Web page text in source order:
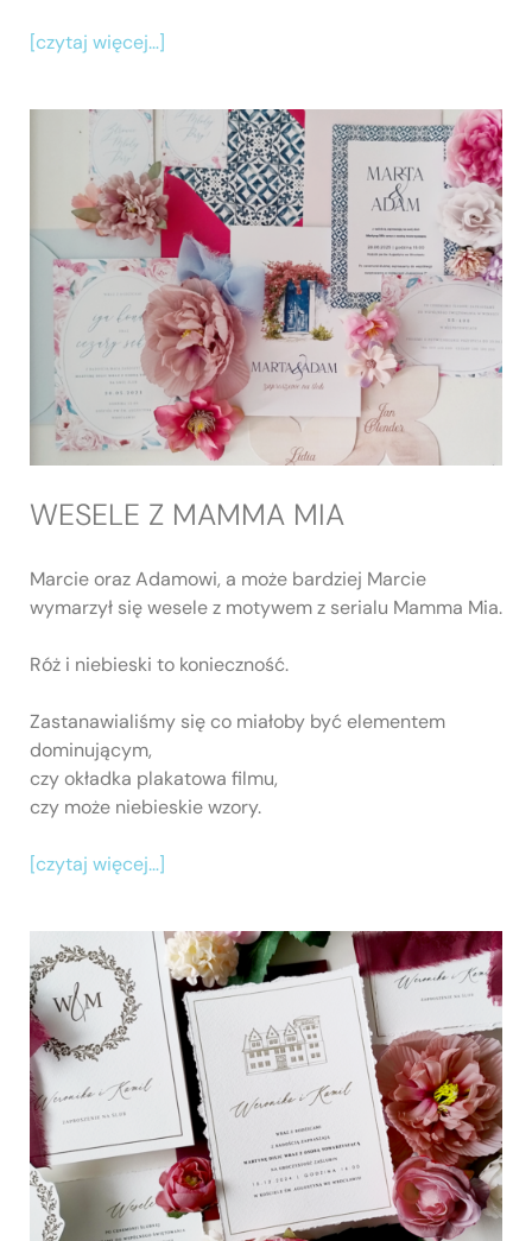
[czytaj więcej…]
WESELE Z MAMMA MIA
Marcie oraz Adamowi, a może bardziej Marcie
wymarzył się wesele z motywem z serialu Mamma Mia.
Róż i niebieski to konieczność.
Zastanawialiśmy się co miałoby być elementem
dominującym,
czy okładka plakatowa filmu,
czy może niebieskie wzory.
[czytaj więcej…]